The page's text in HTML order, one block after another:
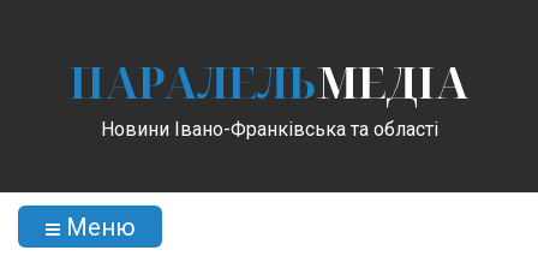
ПАРАЛЕЛЬМЕДІА
Новини Івано-Франківська та області
Меню